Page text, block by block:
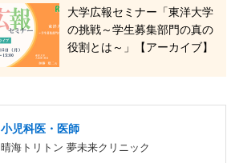
大学広報セミナー「東洋大学
の挑戦～学生募集部門の真の
役割とは～」【アーカイブ】
小児科医・医師
晴海トリトン 夢未来クリニック